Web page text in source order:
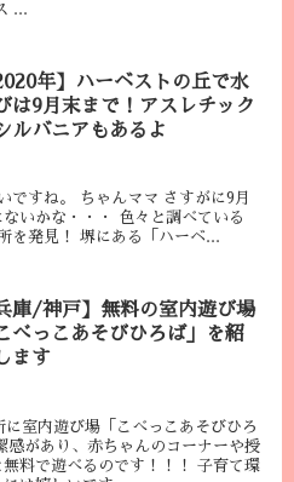
...
年】ハーベストの丘で水
は9月末まで！アスレチック
ルバニアもあるよ
ですね。 ちゃんママ さすがに9月
いかな・・・ 色々と調べている
を発見！ 堺にある「ハーベ...
庫/神戸】無料の室内遊び場
べっこあそびひろば」を紹
ます
室内遊び場「こべっこあそびひろ
感があり、赤ちゃんのコーナーや授
料で遊べるのです！！！ 子育て環